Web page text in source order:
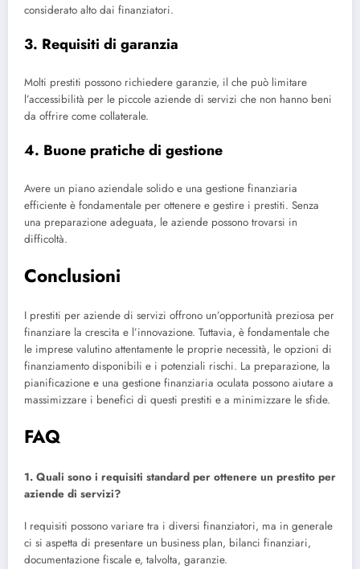
considerato alto dai finanziatori.
3. Requisiti di garanzia
Molti prestiti possono richiedere garanzie, il che può limitare
l’accessibilità per le piccole aziende di servizi che non hanno beni
da offrire come collaterale.
4. Buone pratiche di gestione
Avere un piano aziendale solido e una gestione finanziaria
efficiente è fondamentale per ottenere e gestire i prestiti. Senza
una preparazione adeguata, le aziende possono trovarsi in
difficoltà.
Conclusioni
I prestiti per aziende di servizi offrono un’opportunità preziosa per
finanziare la crescita e l’innovazione. Tuttavia, è fondamentale che
le imprese valutino attentamente le proprie necessità, le opzioni di
finanziamento disponibili e i potenziali rischi. La preparazione, la
pianificazione e una gestione finanziaria oculata possono aiutare a
massimizzare i benefici di questi prestiti e a minimizzare le sfide.
FAQ
1. Quali sono i requisiti standard per ottenere un prestito per
aziende di servizi?
I requisiti possono variare tra i diversi finanziatori, ma in generale
ci si aspetta di presentare un business plan, bilanci finanziari,
documentazione fiscale e, talvolta, garanzie.